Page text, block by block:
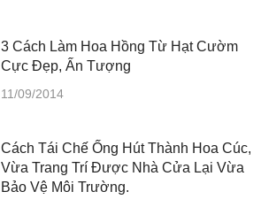
3 Cách Làm Hoa Hồng Từ Hạt Cườm
Cực Đẹp, Ấn Tượng
11/09/2014
Cách Tái Chế Ống Hút Thành Hoa Cúc,
Vừa Trang Trí Được Nhà Cửa Lại Vừa
Bảo Vệ Môi Trường.